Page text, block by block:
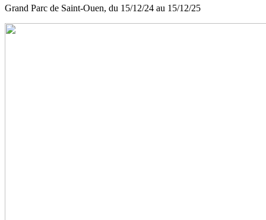
Grand Parc de Saint-Ouen, du 15/12/24 au 15/12/25